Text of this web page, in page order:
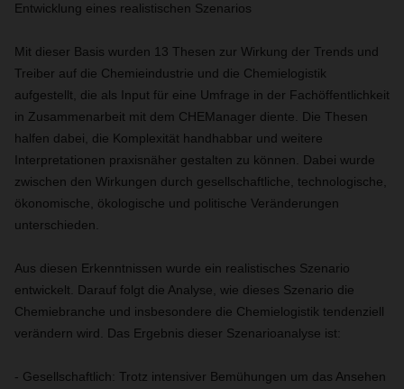
Entwicklung eines realistischen Szenarios
Mit dieser Basis wurden 13 Thesen zur Wirkung der Trends und
Treiber auf die Chemieindustrie und die Chemielogistik
aufgestellt, die als Input für eine Umfrage in der Fachöffentlichkeit
in Zusammenarbeit mit dem CHEManager diente. Die Thesen
halfen dabei, die Komplexität handhabbar und weitere
Interpretationen praxisnäher gestalten zu können. Dabei wurde
zwischen den Wirkungen durch gesellschaftliche, technologische,
ökonomische, ökologische und politische Veränderungen
unterschieden.
Aus diesen Erkenntnissen wurde ein realistisches Szenario
entwickelt. Darauf folgt die Analyse, wie dieses Szenario die
Chemiebranche und insbesondere die Chemielogistik tendenziell
verändern wird. Das Ergebnis dieser Szenarioanalyse ist:
- Gesellschaftlich: Trotz intensiver Bemühungen um das Ansehen